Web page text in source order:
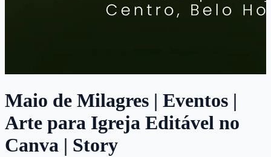
Maio de Milagres | Eventos |
Arte para Igreja Editável no
Canva | Story